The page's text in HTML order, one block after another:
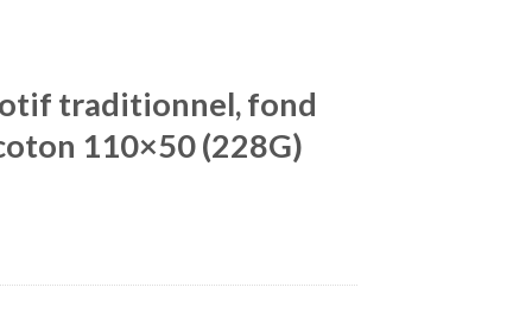
traditionnel, fond
110×50 (228G)